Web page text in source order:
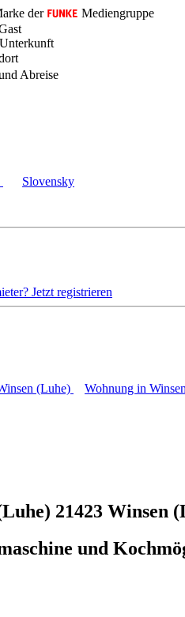
der
Mediengruppe
Abreise
Slovensky
Jetzt registrieren
(Luhe)
Wohnung in
21423 Winsen
und